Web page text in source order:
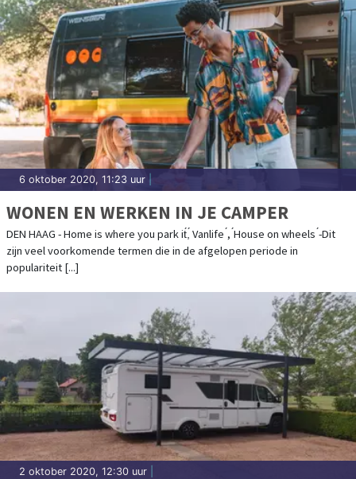
6 oktober 2020, 11:23 uur
WONEN EN WERKEN IN JE CAMPER
DEN HAAG - Home is where you park it́,́ Vanlife ́, ́House on wheels ́-Dit
zijn veel voorkomende termen die in de afgelopen periode in
populariteit [...]
2 oktober 2020, 12:30 uur